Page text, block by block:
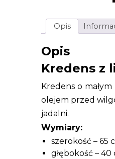
Opis
Opis
Kredens z
Kredens o
olejem przed
jadalni.
Wymiary:
szerokość – 65
głębokość – 40